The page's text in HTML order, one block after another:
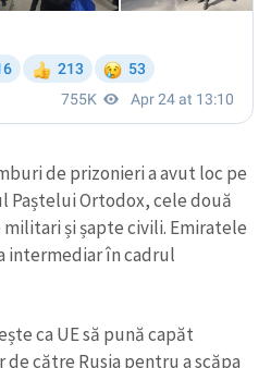
de prizonieri a avut loc pe
Paștelui Ortodox, cele două
și șapte civili. Emiratele
intermediar în cadrul
ca UE să pună capăt
către Rusia pentru a scăpa